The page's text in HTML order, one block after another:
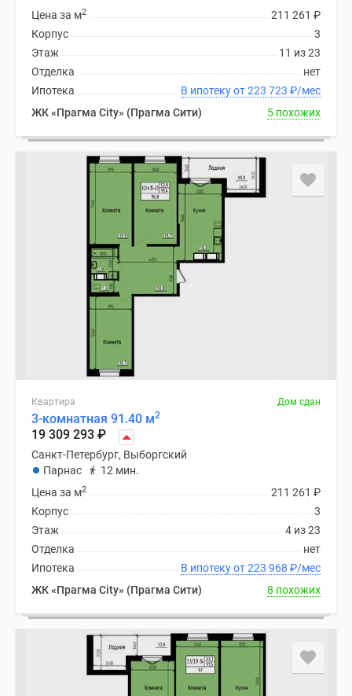
211 261 ₽
Цена за м2
3
Корпус
11 из 23
Этаж
нет
Отделка
В ипотеку от 223 723 ₽/мес
Ипотека
ЖК «Прагма City» (Прагма Сити)
5 похожих
Квартира Дом сдан
3-комнатная 91.40 м2
19 309 293 ₽
Санкт-Петербург, Выборгский
Парнас
12 мин.
211 261 ₽
Цена за м2
3
Корпус
4 из 23
Этаж
нет
Отделка
В ипотеку от 223 968 ₽/мес
Ипотека
ЖК «Прагма City» (Прагма Сити)
8 похожих